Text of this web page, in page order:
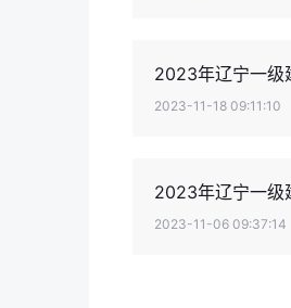
2023年辽宁一级
2023-11-18 09:11:10
2023年辽宁一级
2023-11-06 09:37:14